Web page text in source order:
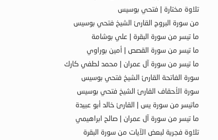
تلاوة مختارة | فتحي بوسيس
من سورة البروج القارئ الشيخ فتحي بوسيس
ما تيسر من سورة البقرة | علي بوشامة
ما تيسر من سورة القصص | أمين بوراوي
ما تيسر من سورة آل عمران | محمد لطفي كارك
سورة الفاتحة القارئ الشيخ فتحي بوسيس
سورة الأحقاف القارئ الشيخ فتحي بوسيس
ماتيسر من سورة يس | القارئ خالد أبو عبيدة
ما تيسر من سورة آل عمران | صالح ابراهيمي
تلاوة فجرية لبعض الآيات من سورة البقرة